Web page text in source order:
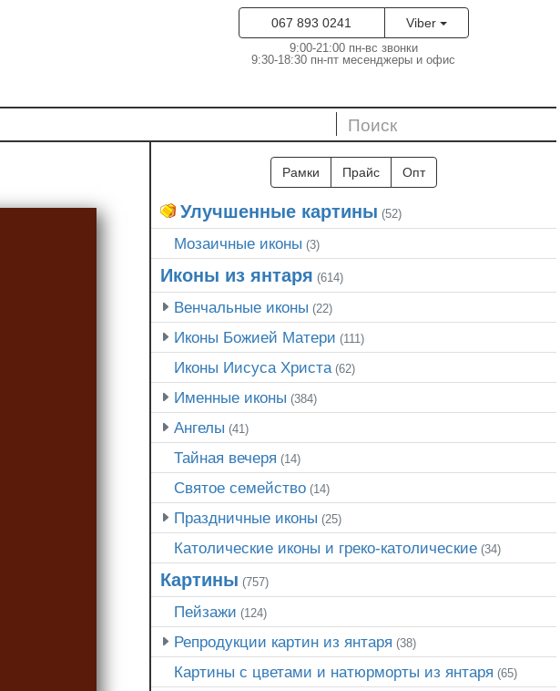
067 893 0241 Viber
9:00-21:00 пн-вс звонки
9:30-18:30 пн-пт месенджеры и офис
Рамки Прайс Опт
Улучшенные картины (52)
Мозаичные иконы (3)
Иконы из янтаря (614)
Венчальные иконы (22)
Иконы Божией Матери (111)
Иконы Иисуса Христа(62)
Именные иконы (384)
Ангелы (41)
Тайная вечеря (14)
Святое семейство(14)
Праздничные иконы (25)
Католические иконы и греко-католические(34)
Картины (757)
Пейзажи (124)
Репродукции картин из янтаря (38)
Картины с цветами и натюрморты из янтаря (65)